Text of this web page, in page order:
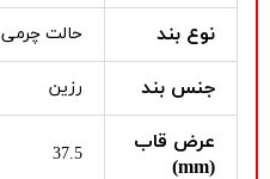
نوع بند حالت چرمی
جنس بند رزین
عرض قاب
(mm)
37.5